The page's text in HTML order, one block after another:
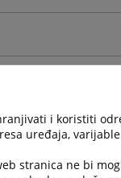
VSTV-a BiH?
a BiH?
i koristiti
uređaja,
stranica ne bi